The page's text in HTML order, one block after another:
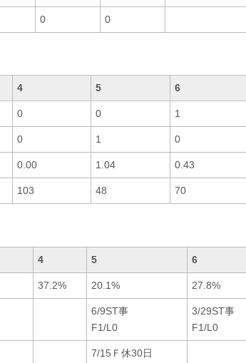
0 0
4 5 6
0 0 1
0 1 0
0.00 1.04 0.43
103 48 70
4 5 6
37.2% 20.1% 27.8%
6/9ST事
F1/L0
3/29ST事
F1/L0
7/15Ｆ休30日